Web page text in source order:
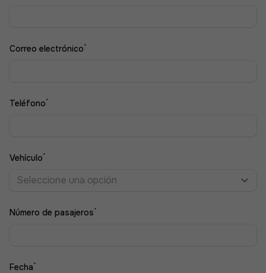
Correo electrónico*
Teléfono*
Vehículo*
Seleccione una opción
Número de pasajeros*
Fecha*